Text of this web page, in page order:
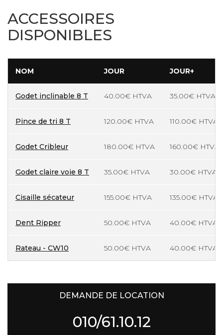
ACCESSOIRES
DISPONIBLES
NOM JOUR JOUR+
Godet inclinable 8 T 40.00€ HTVA 35.00€ HTVA
Pince de tri 8 T 120.00€ HTVA 110.00€ HTVA
Godet Cribleur 180.00€ HTVA 160.00€ HTVA
Godet claire voie 8 T 35.00€ HTVA 30.00€ HTVA
Cisaille sécateur 155.00€ HTVA 135.00€ HTVA
Dent Ripper 50.00€ HTVA 40.00€ HTVA
Rateau - CW10 50.00€ HTVA 40.00€ HTVA
DEMANDE DE LOCATION
010/61.10.12